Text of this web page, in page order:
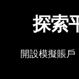
探索
開設模擬賬戶